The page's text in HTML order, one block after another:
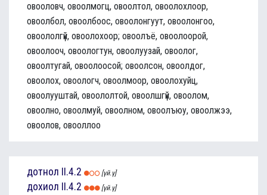
овооловч, овоолмогц, овоолтол, овоолохлоор,
овоолбол, овоолбоос, овоолонгуут, овоолонгоо,
овоололгүй, овоолохоор; овоолъё, овоолоорой,
овоолооч, овоологтун, овоолуузай, овоолог,
овоолтугай, овоолоосой; овоолсон, овоолдог,
овоолох, овоологч, овоолмоор, овоолохуйц,
овоолууштай, овоололтой, овоолшгүй, овоолом,
овоолно, овоолмуй, овоолном, овоолъюу, овоолжээ,
овоолов, овооллоо
дотнол II.4.2 [үй.ү]
дохиол II.4.2 [үй.ү]